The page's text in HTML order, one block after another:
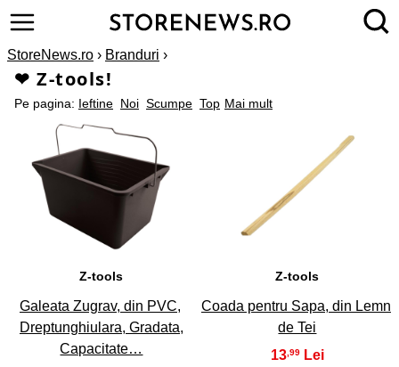
StoreNews.ro › Branduri ›
❤ Z-tools!
Mai mult
Pe pagina: Ieftine Noi Scumpe Top
Z-tools
Galeata Zugrav, din PVC,
Dreptunghiulara, Gradata,
Capacitate…
2
Z-tools
Coada pentru Sapa, din Lemn
de Tei
13,99